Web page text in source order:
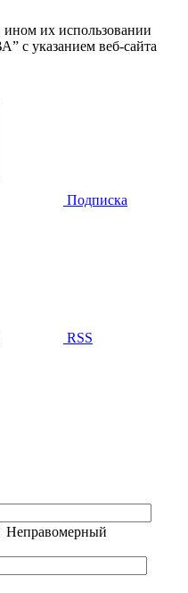
ином их использовании
с указанием веб-сайта
Подписка
RSS
Неправомерный